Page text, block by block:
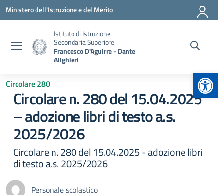
Vai ai contenuti
Vai al menu di navigazione
Vai al footer
Ministero dell'Istruzione e del Merito
Istituto di Istruzione
Secondaria Superiore
Francesco D'Aguirre - Dante
Alighieri
Circolare 280
Circolare n. 280 del 15.04.2025
– adozione libri di testo a.s.
2025/2026
Circolare n. 280 del 15.04.2025 - adozione libri
di testo a.s. 2025/2026
Personale scolastico